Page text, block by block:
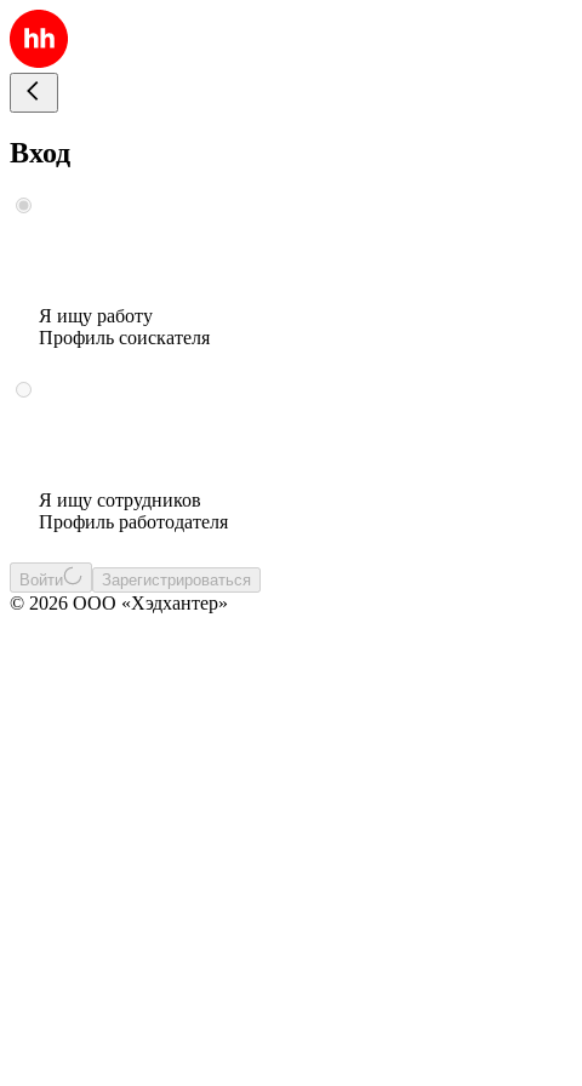
Вход
Я ищу работу
Профиль соискателя
Я ищу сотрудников
Профиль работодателя
Войти Зарегистрироваться
© 2026 ООО «Хэдхантер»